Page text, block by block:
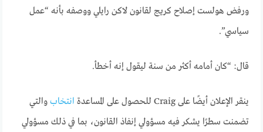
ورفض هولست إصلاح كريج لقانون لاكن رايلي ووصفه بأنه “عمل
سياسي”.
قال: “كان أمامه أكثر من سنة ليقول إنه أخطأ.
ينقر الإعلان أيضًا على Craig للحصول على المساعدة انتخاب والتي
تضمنت سطرًا يشكر فيه مسؤولي إنفاذ القانون، بما في ذلك مسؤولي